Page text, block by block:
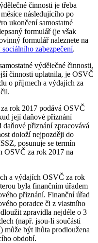
činnosti je třeba
následujícího po
ukončení samostatné
formulář (je však
formulář naleznete na
zabezpečení.
výdělečné činnosti,
činnosti uplatnila, je OSVČ
o příjmech a výdajích za
rok 2017 podává OSVČ
její daňové přiznání
přiznání zpracovává
doloží nejpozději do
posunuje se termín
OSVČ za rok 2017 na
a výdajích OSVČ za rok
byla finančním úřadem
přiznání. Finanční úřad
poradce či z vlastního
zpravidla nejdéle o 3
(např. jsou-li součástí
může být lhůta prodloužena
období.